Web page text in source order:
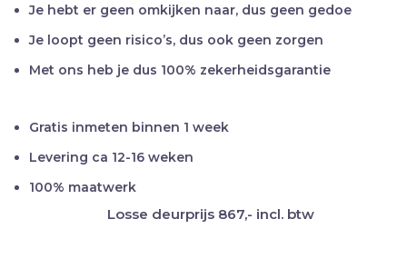
Je hebt er geen omkijken naar, dus geen gedoe
Je loopt geen risico’s, dus ook geen zorgen
Met ons heb je dus 100% zekerheidsgarantie
Gratis inmeten binnen 1 week
Levering ca 12-16 weken
100% maatwerk
Losse deurprijs867,- incl. btw